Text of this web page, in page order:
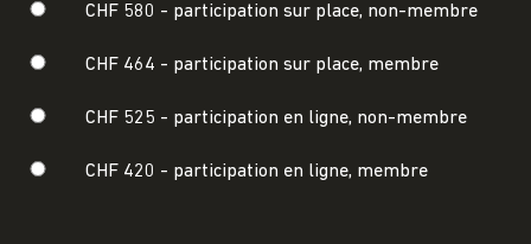
CHF 580 - participation sur place, non-membre
CHF 464 - participation sur place, membre
CHF 525 - participation en ligne, non-membre
CHF 420 - participation en ligne, membre